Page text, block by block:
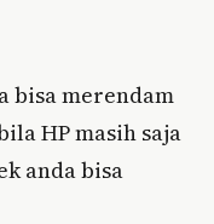
bisa merendam
HP masih saja
anda bisa